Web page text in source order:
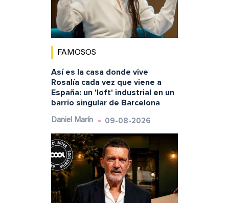
FAMOSOS
Así es la casa donde vive
Rosalía cada vez que viene a
España: un 'loft' industrial en un
barrio singular de Barcelona
Daniel Marín 09-08-2026